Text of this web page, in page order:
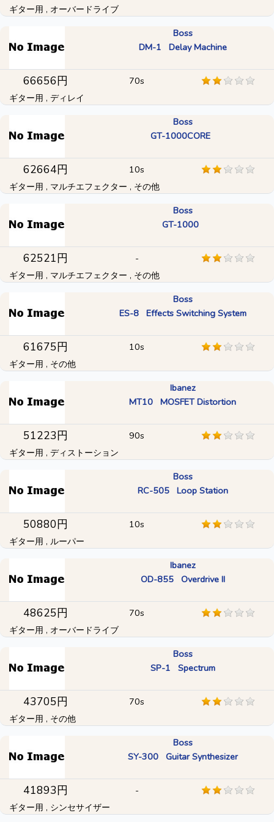
ギター用 , オーバードライブ
Boss
DM-1 Delay Machine
66656円 70s
ギター用 , ディレイ
Boss
GT-1000CORE
62664円 10s
ギター用 , マルチエフェクター , その他
Boss
GT-1000
62521円 -
ギター用 , マルチエフェクター , その他
Boss
ES-8 Effects Switching System
61675円 10s
ギター用 , その他
Ibanez
MT10 MOSFET Distortion
51223円 90s
ギター用 , ディストーション
Boss
RC-505 Loop Station
50880円 10s
ギター用 , ルーパー
Ibanez
OD-855 Overdrive II
48625円 70s
ギター用 , オーバードライブ
Boss
SP-1 Spectrum
43705円 70s
ギター用 , その他
Boss
SY-300 Guitar Synthesizer
41893円 -
ギター用 , シンセサイザー